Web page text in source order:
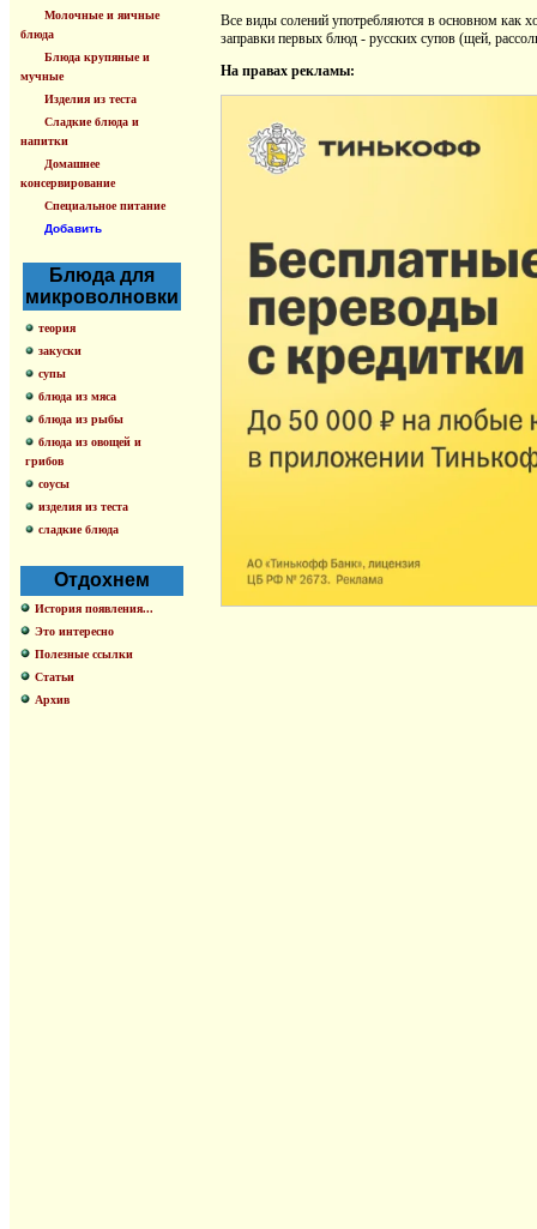
Молочные и яичные
блюда
Блюда крупяные и
мучные
Изделия из теста
Сладкие блюда и
напитки
Домашнее
консервирование
Специальное питание
Добавить
Блюда для
микроволновки
теория
закуски
супы
блюда из мяса
блюда из рыбы
блюда из овощей и
грибов
соусы
изделия из теста
сладкие блюда
Отдохнем
История появления...
Это интересно
Полезные ссылки
Статьи
Архив
Все виды солений употребляются в основном как
заправки первых блюд - русских супов (щей,
На правах рекламы: